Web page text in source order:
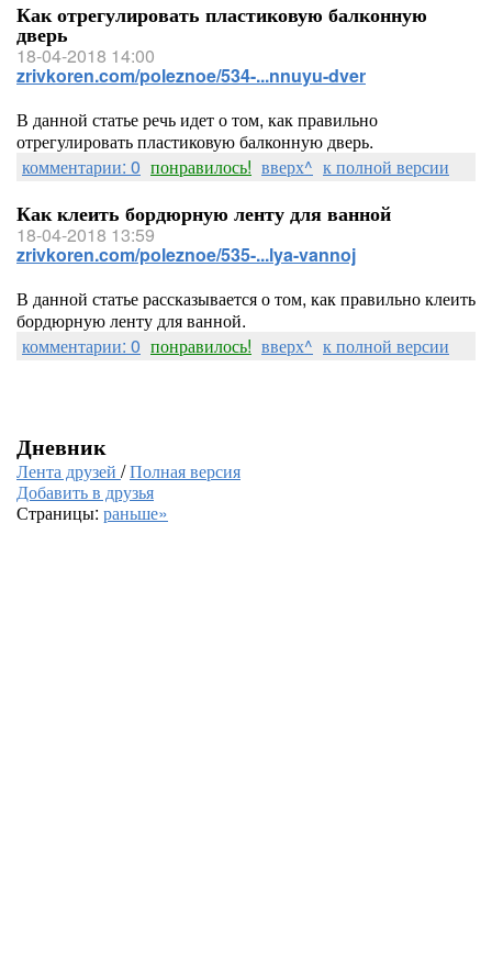
Как отрегулировать пластиковую балконную
дверь
18-04-2018 14:00
zrivkoren.com/poleznoe/534-...nnuyu-dver
В данной статье речь идет о том, как правильно
отрегулировать пластиковую балконную дверь.
комментарии: 0 понравилось! вверх^ к полной версии
Как клеить бордюрную ленту для ванной
18-04-2018 13:59
zrivkoren.com/poleznoe/535-...lya-vannoj
В данной статье рассказывается о том, как правильно клеить
бордюрную ленту для ванной.
комментарии: 0 понравилось! вверх^ к полной версии
Дневник
Лента друзей /Полная версия
Добавить в друзья
Страницы: раньше»